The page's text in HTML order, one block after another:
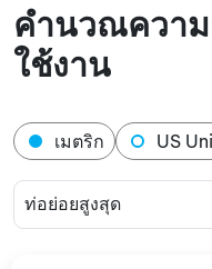
คำนวณความ
ใช้งาน
เมตริก US